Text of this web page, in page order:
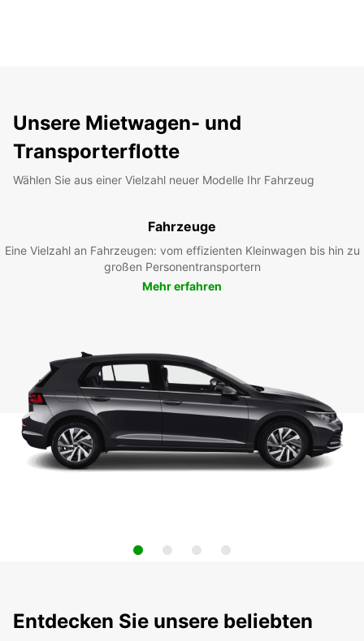
Unsere Mietwagen- und
Transporterflotte
Wählen Sie aus einer Vielzahl neuer Modelle Ihr Fahrzeug
Fahrzeuge
Eine Vielzahl an Fahrzeugen: vom effizienten Kleinwagen bis hin zu
großen Personentransportern
Mehr erfahren
Entdecken Sie unsere beliebten